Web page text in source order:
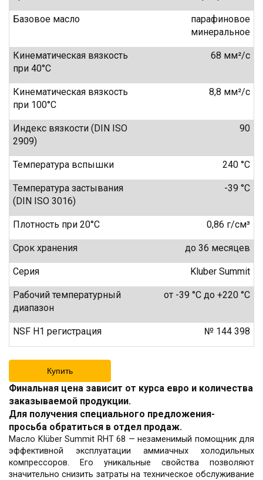
Базовое масло
парафиновое
минеральное
Кинематическая вязкость
при 40°C
68 мм²/с
Кинематическая вязкость
при 100°C
8,8 мм²/с
Индекс вязкости (DIN ISO
2909)
90
Температура вспышки 240 °C
Температура застывания
(DIN ISO 3016)
-39 °C
Плотность при 20°C 0,86 г/см³
Срок хранения до 36 месяцев
Серия Kluber Summit
Рабочий температурный
диапазон
от -39 °C до +220 °C
NSF H1 регистрация № 144 398
Купить
Финальная цена зависит от курса евро и количества
заказываемой продукции.
Для получения специального предложения-
просьба обратиться в отдел продаж.
Масло Klüber Summit RHT 68 — незаменимый помощник для
эффективной эксплуатации аммиачных холодильных
компрессоров. Его уникальные свойства позволяют
значительно снизить затраты на техническое обслуживание